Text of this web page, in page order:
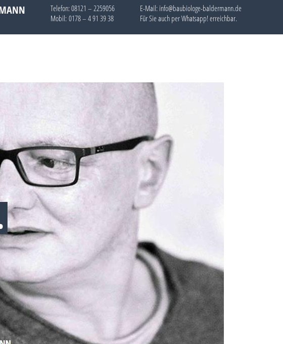
Telefon: 08121 – 2259056
Mobil: 0178 – 4 91 39 38
E-Mail: info@baubiologe-baldermann.de
Für Sie auch perWhatsapp!erreichbar.